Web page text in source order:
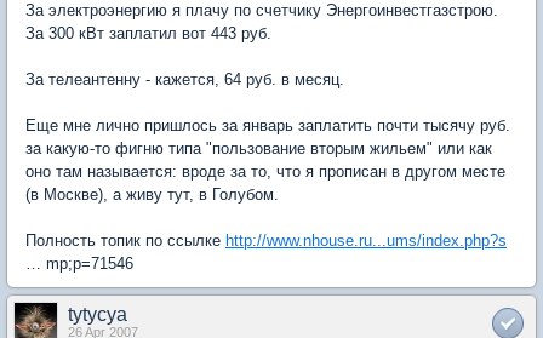
За электроэнергию я плачу по счетчику Энергоинвестгазстрою.
За 300 кВт заплатил вот 443 руб.
За телеантенну - кажется, 64 руб. в месяц.
Еще мне лично пришлось за январь заплатить почти тысячу руб.
за какую-то фигню типа "пользование вторым жильем" или как
оно там называется: вроде за то, что я прописан в другом месте
(в Москве), а живу тут, в Голубом.
Полность топик по ссылке http://www.nhouse.ru...ums/index.php?s
… mp;p=71546
tytycya
26 Apr 2007